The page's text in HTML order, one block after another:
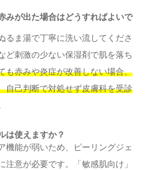
みが出た場合はどうすればよいで
るま湯で丁寧に洗い流してくださ
ど刺激の少ない保湿剤で肌を落ち
も赤みや炎症が改善しない場合、
自己判断で対処せず皮膚科を受診
は使えますか？
機能が弱いため、ピーリングジェ
注意が必要です。「敏感肌向け」